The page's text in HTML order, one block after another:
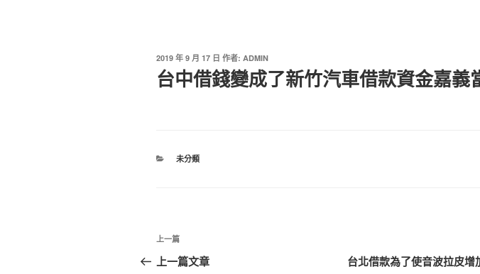
發
佈
於
2019 年 9 月 17 日 作者: ADMIN
台中借錢變成了新竹汽車借款資金嘉義
分
未分類
文
章
上
一
上一篇
上一篇文章
台北借款為了使音波拉皮增